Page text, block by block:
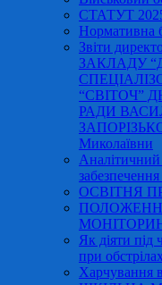
СТАТУТ
Нормативна
Звіти
ЗАКЛАДУ
“СВІТОЧ”
РАДИ
Миколаївни
Аналітичний
ОСВІТНЯ
Як діяти під
при обстрілах
Харчування в